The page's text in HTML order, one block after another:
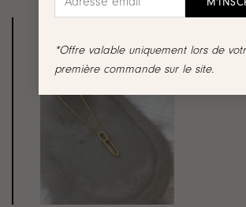
*Offre valable uniquement lors de
première commande sur le site.
collection :